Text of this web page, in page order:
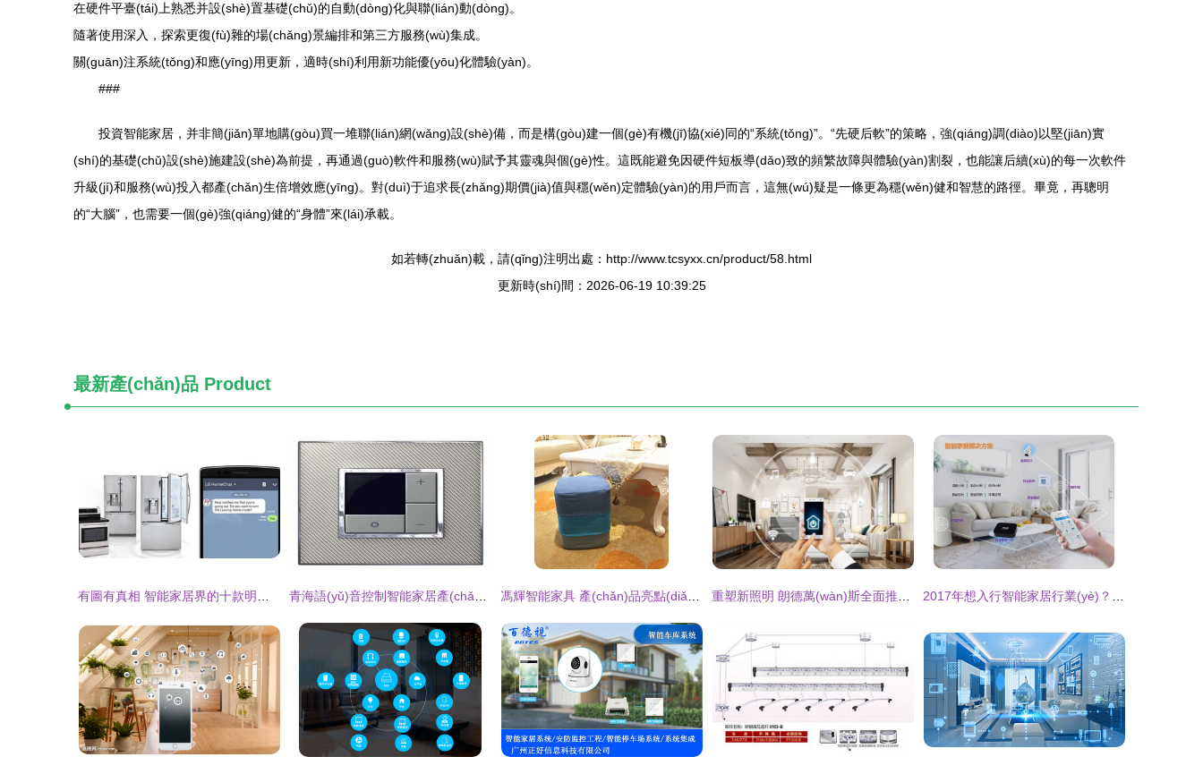
在硬件平臺(tái)上熟悉并設(shè)置基礎(chǔ)的自動(dòng)化與聯(lián)動(dòng)。
隨著使用深入，探索更復(fù)雜的場(chǎng)景編排和第三方服務(wù)集成。
關(guān)注系統(tǒng)和應(yīng)用更新，適時(shí)利用新功能優(yōu)化體驗(yàn)。
###
投資智能家居，并非簡(jiǎn)單地購(gòu)買一堆聯(lián)網(wǎng)設(shè)備，而是構(gòu)建一個(gè)有機(jī)協(xié)同的“系統(tǒng)”。“先硬后軟”的策略，強(qiáng)調(diào)以堅(jiān)實
(shí)的基礎(chǔ)設(shè)施建設(shè)為前提，再通過(guò)軟件和服務(wù)賦予其靈魂與個(gè)性。這既能避免因硬件短板導(dǎo)致的頻繁故障與體驗(yàn)割裂，也能讓后續(xù)的每一次軟件
升級(jí)和服務(wù)投入都產(chǎn)生倍增效應(yīng)。對(duì)于追求長(zhǎng)期價(jià)值與穩(wěn)定體驗(yàn)的用戶而言，這無(wú)疑是一條更為穩(wěn)健和智慧的路徑。畢竟，再聰明
的“大腦”，也需要一個(gè)強(qiáng)健的“身體”來(lái)承載。
如若轉(zhuǎn)載，請(qǐng)注明出處：http://www.tcsyxx.cn/product/58.html
更新時(shí)間：2026-06-19 10:39:25
最新產(chǎn)品 Product